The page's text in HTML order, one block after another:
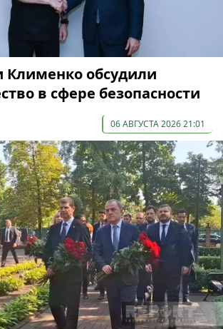
Клименко обсудили
в сфере безопасности
06 АВГУСТА 2026 21:01